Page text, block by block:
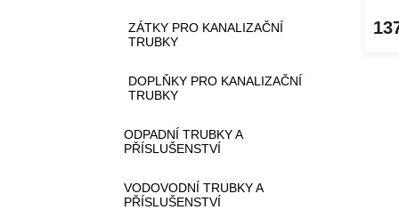
ZÁTKY PRO KANALIZAČNÍ
TRUBKY
DOPLŇKY PRO KANALIZAČNÍ
TRUBKY
ODPADNÍ TRUBKY A
PŘÍSLUŠENSTVÍ
VODOVODNÍ TRUBKY A
PŘÍSLUŠENSTVÍ